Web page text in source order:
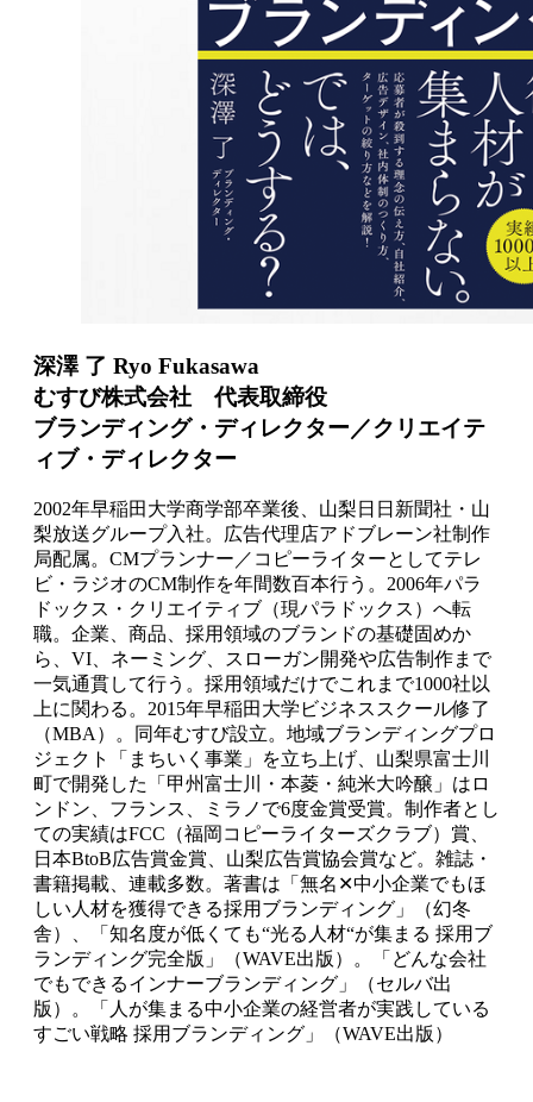
深澤 了 Ryo Fukasawa
むすび株式会社 代表取締役
ブランディング・ディレクター／クリエイテ
ィブ・ディレクター
2002年早稲田大学商学部卒業後、山梨日日新聞社・山
梨放送グループ入社。広告代理店アドブレーン社制作
局配属。CMプランナー／コピーライターとしてテレ
ビ・ラジオのCM制作を年間数百本行う。2006年パラ
ドックス・クリエイティブ（現パラドックス）へ転
職。企業、商品、採用領域のブランドの基礎固めか
ら、VI、ネーミング、スローガン開発や広告制作まで
一気通貫して行う。採用領域だけでこれまで1000社以
上に関わる。2015年早稲田大学ビジネススクール修了
（MBA）。同年むすび設立。地域ブランディングプロ
ジェクト「まちいく事業」を立ち上げ、山梨県富士川
町で開発した「甲州富士川・本菱・純米大吟醸」はロ
ンドン、フランス、ミラノで6度金賞受賞。制作者とし
ての実績はFCC（福岡コピーライターズクラブ）賞、
日本BtoB広告賞金賞、山梨広告賞協会賞など。雑誌・
書籍掲載、連載多数。著書は「無名✕中小企業でもほ
しい人材を獲得できる採用ブランディング」（幻冬
舎）、「知名度が低くても“光る人材“が集まる 採用ブ
ランディング完全版」（WAVE出版）。「どんな会社
でもできるインナーブランディング」（セルバ出
版）。「人が集まる中小企業の経営者が実践している
すごい戦略 採用ブランディング」（WAVE出版）